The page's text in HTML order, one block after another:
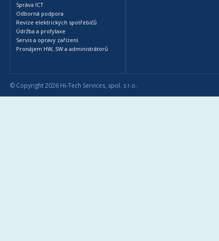
Správa ICT
Odborná podpora
Revize elektrických spotřebičů
Údržba a profylaxe
Servis a opravy zařízení
Pronájem HW, SW a administrátorů
© Copyright 2026 Hi-Tech Services, spol. s r.o.